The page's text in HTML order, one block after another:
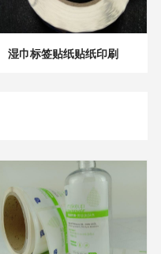
湿巾标签贴纸贴纸印刷